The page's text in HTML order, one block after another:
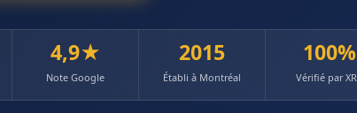
4,9★
Note Google
2015
Établi à Montréal
100%
Vérifié par